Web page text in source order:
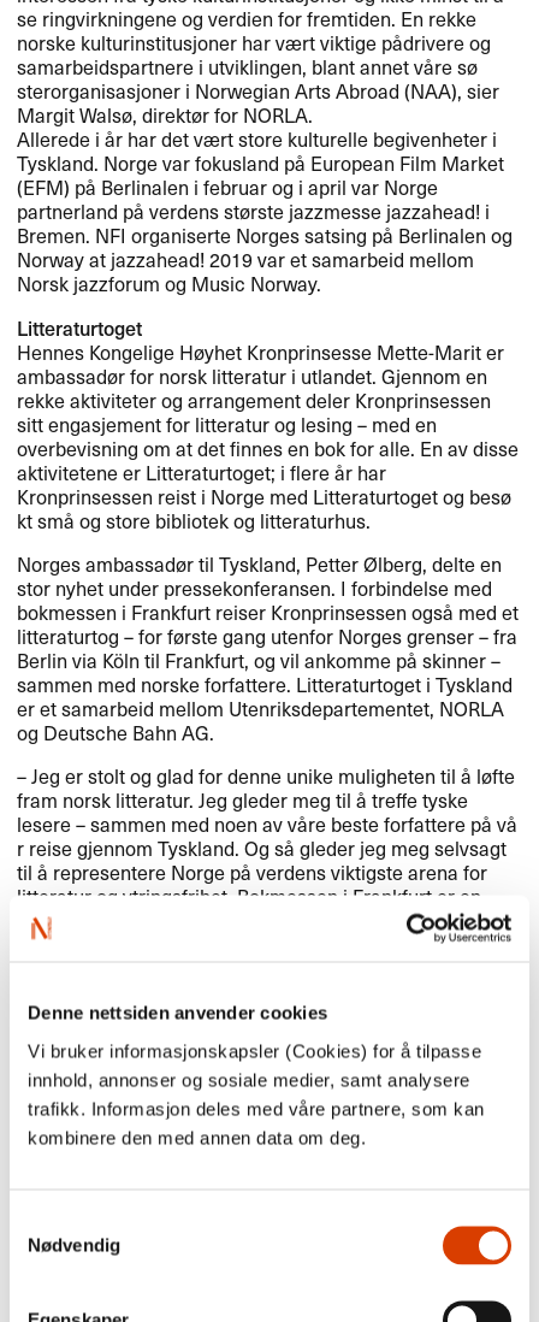
Denne nettsiden anvender cookies
Vi bruker informasjonskapsler (Cookies) for å tilpasse
innhold, annonser og sosiale medier, samt analysere
trafikk. Informasjon deles med våre partnere, som kan
kombinere den med annen data om deg.
Nødvendig
se ringvirkningene og verdien for fremtiden. En rekke
norske kulturinstitusjoner har v​æ​rt viktige p​å​drivere og
samarbeidspartnere i utviklingen, blant annet v​å​re s​ø​
sterorganisasjoner i Norwegian Arts Abroad (NAA), sier
Margit Wals​ø​, direkt​ø​r for NORLA.
Allerede i ​å​r har det v​æ​rt store kulturelle begivenheter i
Tyskland. Norge var fokusland p​å European Film Market
(EFM) p​å Berlinalen i februar og i april var Norge
partnerland p​å verdens st​ø​rste jazzmesse jazzahead! i
Bremen. NFI organiserte Norges satsing p​å Berlinalen og
Norway at jazzahead! 2019 var et samarbeid mellom
Norsk jazzforum og Music Norway.​​
Litteraturtoget
Hennes Kongelige H​ø​yhet Kronprinsesse Mette-Marit er
ambassad​ø​r for norsk litteratur i utlandet. Gjennom en
rekke aktiviteter og arrangement deler Kronprinsessen
sitt engasjement for litteratur og lesing ​– med en
overbevisning om at det finnes en bok for alle. En av disse
aktivitetene er Litteraturtoget; i flere ​å​r har
Kronprinsessen reist i Norge med Litteraturtoget og bes​ø​
kt sm​å og store bibliotek og litteraturhus.​​
Norges ambassad​ø​r til Tyskland, Petter ​Ø​lberg, delte en
stor nyhet under pressekonferansen. I forbindelse med
bokmessen i Frankfurt reiser Kronprinsessen ogs​å med et
litteraturtog ​– for f​ø​rste gang utenfor Norges grenser ​– fra
Berlin via K​ö​ln til Frankfurt, og vil ankomme p​å skinner ​–
sammen med norske forfattere. Litteraturtoget i Tyskland
er et samarbeid mellom Utenriksdepartementet, NORLA
og Deutsche Bahn AG.​​
​– Jeg er stolt og glad for denne unike muligheten til ​å l​ø​fte
fram norsk litteratur. Jeg gleder meg til ​å treffe tyske
lesere ​– sammen med noen av v​å​re beste forfattere p​å v​å​
r reise gjennom Tyskland. Og s​å gleder jeg meg selvsagt
til ​å representere Norge p​å verdens viktigste arena for
litteratur og ytringsfrihet. Bokmessen i Frankfurt er en
enest​å​ende anledning til ​å spre norsk litteratur for en hel
verden av lesere, sier Kronprinsesse Mette-Marit.​​
Dagen f​ø​r bokmessen ​å​pner, 15. oktober, arrangeres
bokmessens ​å​pningsseremoni. Under seremonien taler
alltid en eller to forfattere fra gjestelandet. Forfatterne
som representerer Norge under ​å​rets ​å​pning er Erika
Fatland og Karl Ove Knausg​å​rd.​​
Som gjesteland har vi en egen paviljong inne i en av
sentrum. Programmet i paviljongen inkluderer over 75
forfattere. Les mer om paviljongprogrammet og se
I paviljongen er det to scener, cafe og bokutstillingen «​